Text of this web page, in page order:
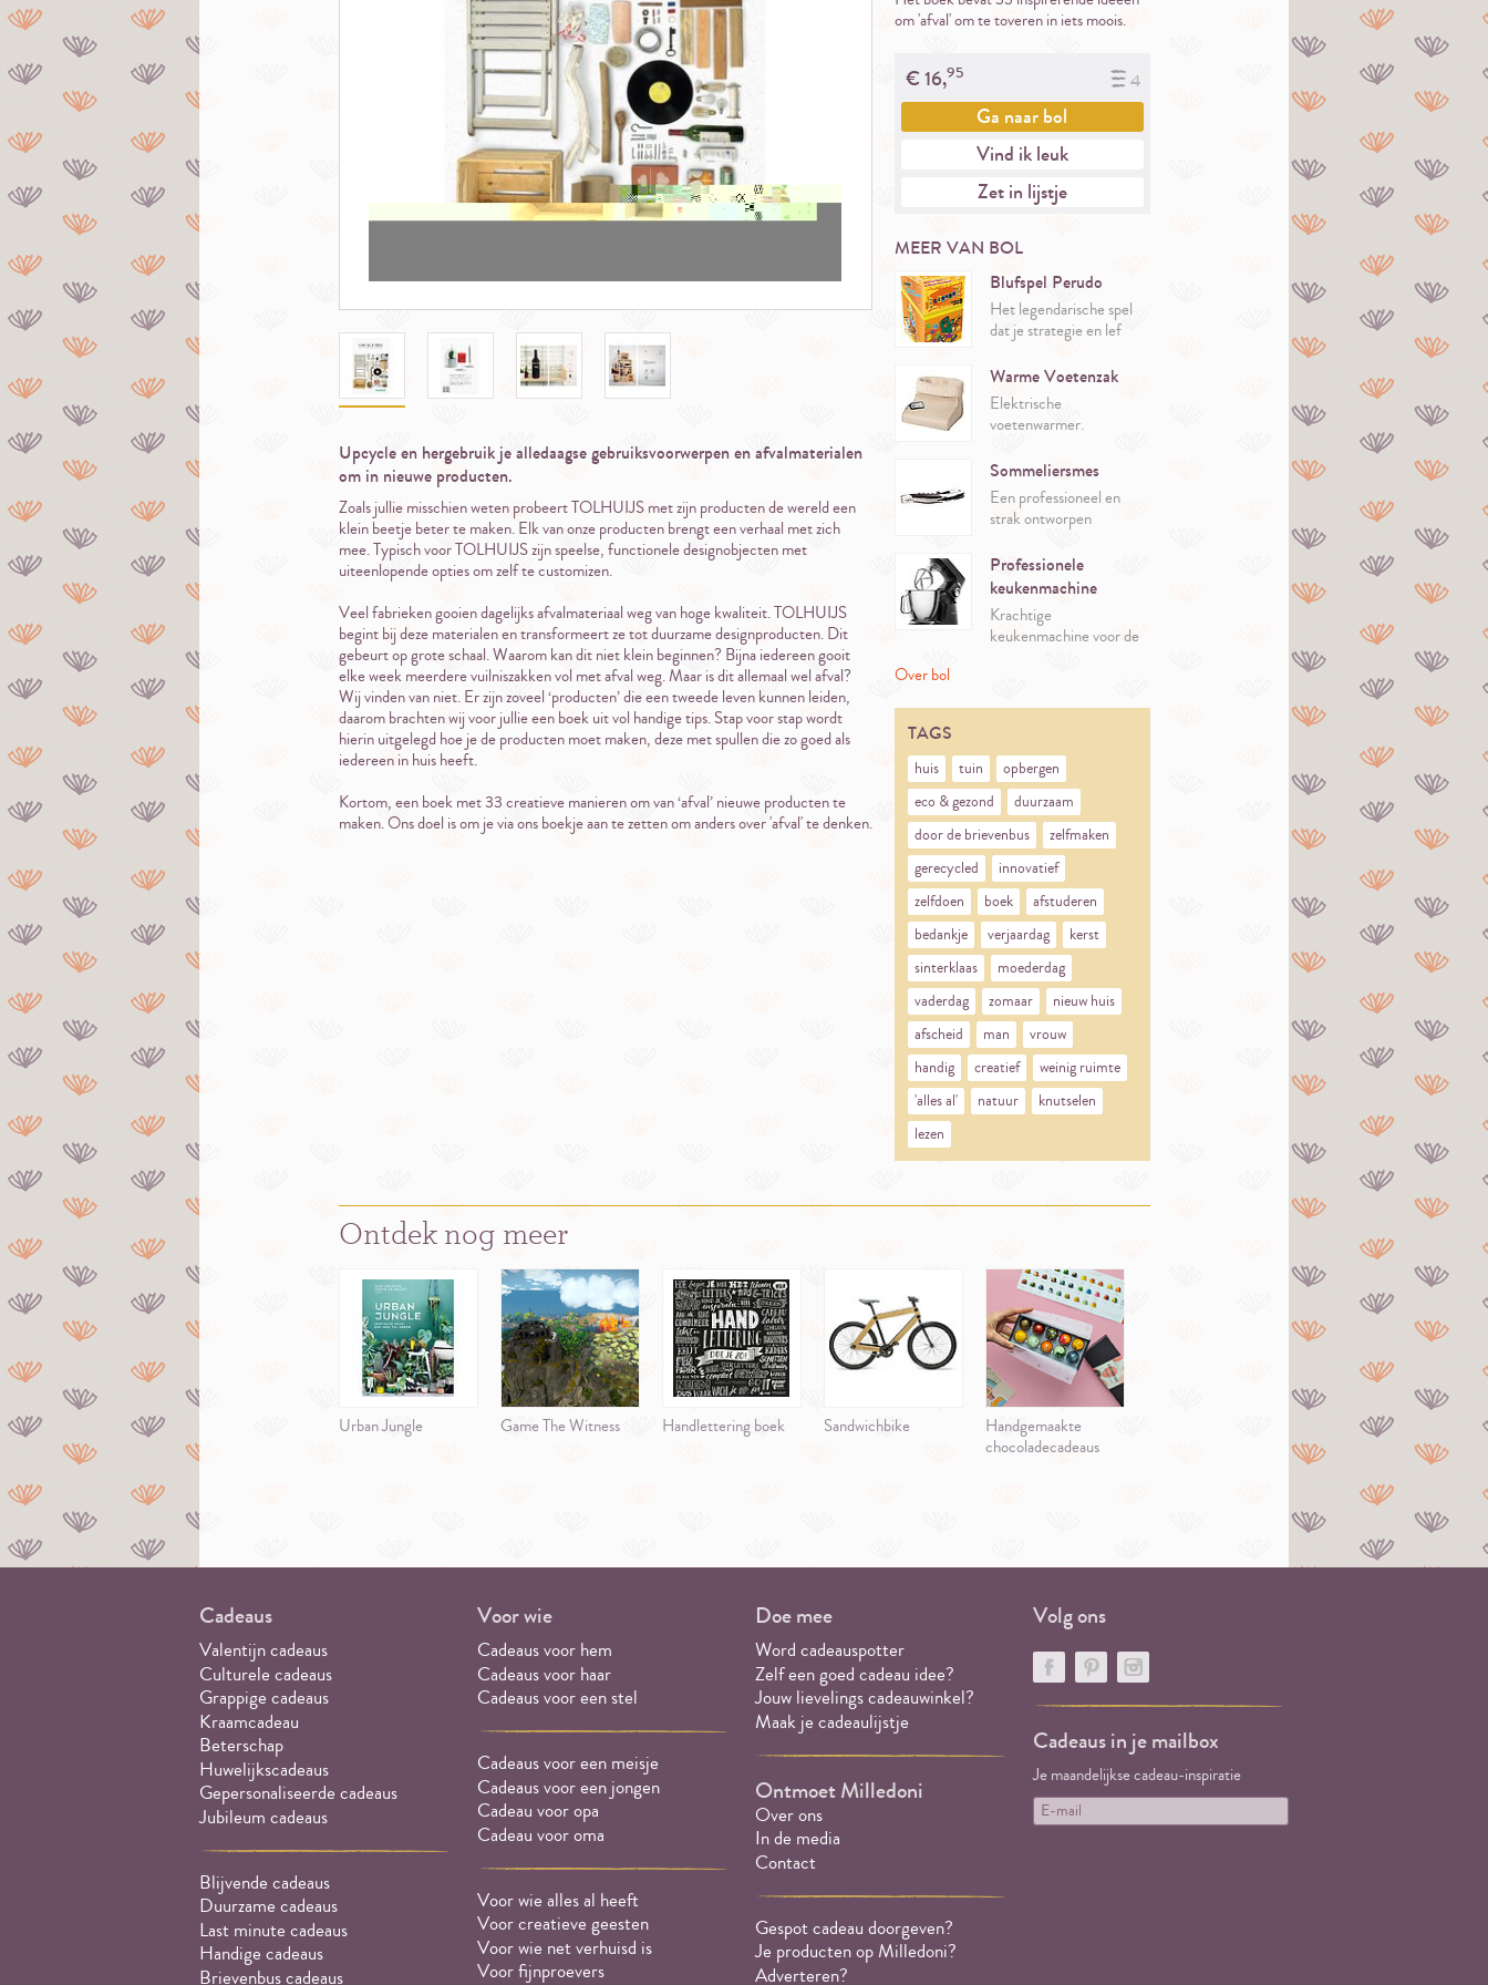
Upcycle en hergebruik je alledaagse gebruiksvoorwerpen en afvalmaterialen
om in nieuwe producten.
Zoals jullie misschien weten probeert TOLHUIJS met zijn producten de wereld een
klein beetje beter te maken. Elk van onze producten brengt een verhaal met zich
mee. Typisch voor TOLHUIJS zijn speelse, functionele designobjecten met
uiteenlopende opties om zelf te customizen.
Veel fabrieken gooien dagelijks afvalmateriaal weg van hoge kwaliteit. TOLHUIJS
begint bij deze materialen en transformeert ze tot duurzame designproducten. Dit
gebeurt op grote schaal. Waarom kan dit niet klein beginnen? Bijna iedereen gooit
elke week meerdere vuilniszakken vol met afval weg. Maar is dit allemaal wel afval?
Wij vinden van niet. Er zijn zoveel ‘producten’ die een tweede leven kunnen leiden,
daarom brachten wij voor jullie een boek uit vol handige tips. Stap voor stap wordt
hierin uitgelegd hoe je de producten moet maken, deze met spullen die zo goed als
iedereen in huis heeft.
Kortom, een boek met 33 creatieve manieren om van ‘afval’ nieuwe producten te
maken. Ons doel is om je via ons boekje aan te zetten om anders over 'afval' te denken.
om 'afval' om te toveren in iets moois.
4
€16,95
Ga naarbol
Vind ik leuk
Zet in lijstje
MEER VAN BOL
Blufspel Perudo
Het legendarische spel
dat je strategie en lef
Warme Voetenzak
Elektrische
voetenwarmer.
Sommeliersmes
Een professioneel en
strak ontworpen
Professionele
keukenmachine
Krachtige
keukenmachine voor de
Over bol
TAGS
huis tuin
opbergen
eco & gezond
duurzaam
door de brievenbus
zelfmaken
gerecycled
innovatief
zelfdoen
boek
afstuderen
bedankje
verjaardag
kerst
sinterklaas
moederdag
vaderdag
zomaar
nieuw huis
afscheid
man
vrouw
handig
creatief
weinig ruimte
'alles al'
natuur
knutselen
lezen
Ontdek nog meer
Urban Jungle Game The Witness Handlettering boek Sandwichbike
Handgemaakte
chocoladecadeaus
Cadeaus
Valentijn cadeaus
Culturele cadeaus
Grappige cadeaus
Kraamcadeau
Beterschap
Huwelijkscadeaus
Gepersonaliseerde cadeaus
Jubileum cadeaus
Blijvende cadeaus
Duurzame cadeaus
Last minute cadeaus
Handige cadeaus
Brievenbus cadeaus
Voor wie
Cadeaus voor hem
Cadeaus voor haar
Cadeaus voor een stel
Cadeaus voor een meisje
Cadeaus voor een jongen
Cadeau voor opa
Cadeau voor oma
Voor wie alles al heeft
Voor creatieve geesten
Voor wie net verhuisd is
Voor fijnproevers
Doe mee
Word cadeauspotter
Zelf een goed cadeau idee?
Jouw lievelings cadeauwinkel?
Maak je cadeaulijstje
Ontmoet Milledoni
Over ons
In de media
Contact
Gespot cadeau doorgeven?
Je producten op Milledoni?
Adverteren?
Volg ons
Cadeaus in je mailbox
Je maandelijkse cadeau-inspiratie